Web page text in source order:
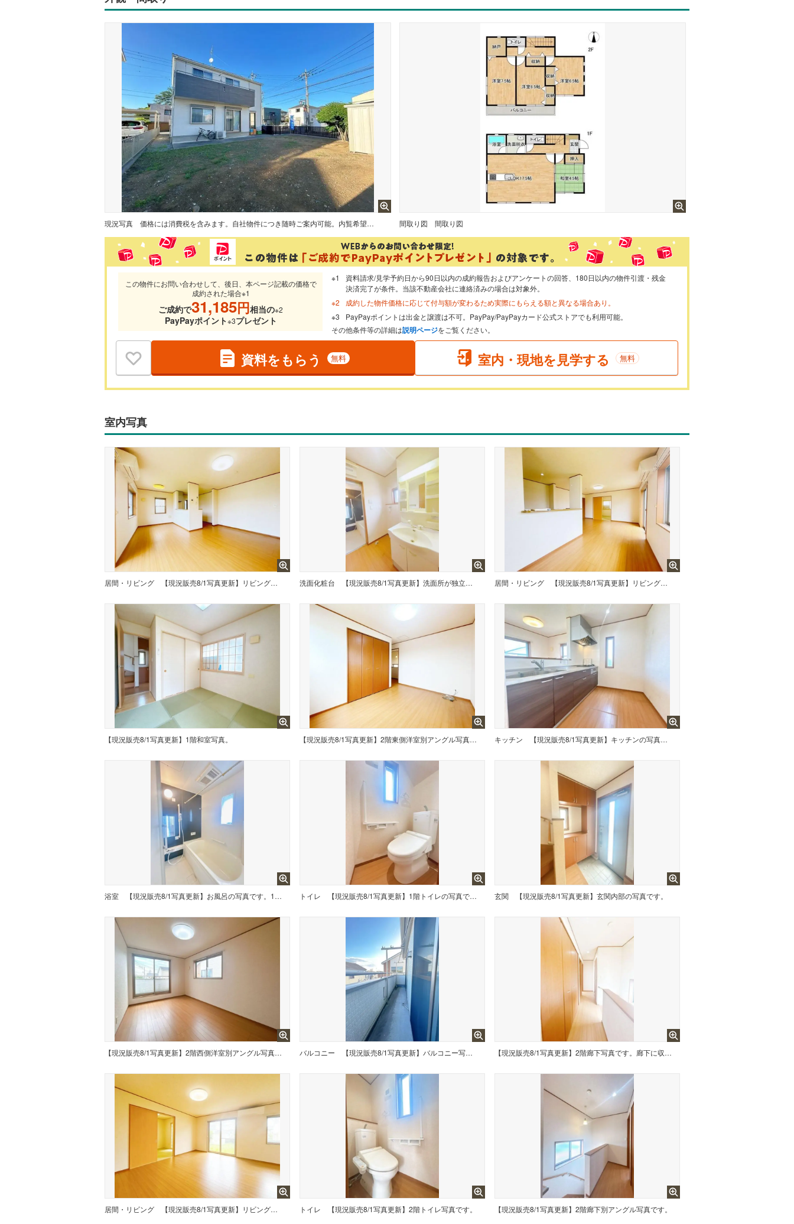
現況写真 価格には消費税を含みます。自社物件につき随時ご案内可能。内覧希望の方はお電話ください。 間取り図 間取り図
この物件にお問い合わせして、後日、本ページ記載の価格で
成約された場合※1
ご成約で31,185円相当の※2
PayPayポイント※3プレゼント
資料請求/見学予約日から90日以内の成約報告およびアンケートの回答、180日以内の物件引渡・残金
決済完了が条件。当該不動産会社に連絡済みの場合は対象外。
成約した物件価格に応じて付与額が変わるため実際にもらえる額と異なる場合あり。
PayPayポイントは出金と譲渡は不可。PayPay/PayPayカード公式ストアでも利用可能。
その他条件等の詳細は説明ページをご覧ください。
資料をもらう 無料 室内・現地を見学する 無料
室内写真
居間・リビング 【現況販売8/1写真更新】リビングの写真です。約17.5帖のLDKで対面キッチンのおうちです。部屋の動線や家具の配置に困らなくていいですね。残置物は撤去致します。 洗面化粧台 【現況販売8/1写真更新】洗面所が独立なので、ご家族で利用する朝晩の時間帯にとても便利です。 居間・リビング 【現況販売8/1写真更新】リビング別アングル写真です。和室と隣接しています。
【現況販売8/1写真更新】1階和室写真。 【現況販売8/1写真更新】2階東側洋室別アングル写真です。 キッチン 【現況販売8/1写真更新】キッチンの写真です。対面キッチン付き。ダイニングにいる家族と会話を楽しみながら調理や後片付けができます。残置物は撤去致します。
浴室 【現況販売8/1写真更新】お風呂の写真です。1坪の大きめのお風呂場でゆったりと寛げます。 トイレ 【現況販売8/1写真更新】1階トイレの写真です。 玄関 【現況販売8/1写真更新】玄関内部の写真です。
【現況販売8/1写真更新】2階西側洋室別アングル写真です。 バルコニー 【現況販売8/1写真更新】バルコニー写真です。日当たりがいいのでお洗濯ものも一気に渇きます。 【現況販売8/1写真更新】2階廊下写真です。廊下に収納スペースもございます。
居間・リビング 【現況販売8/1写真更新】リビング別アングル写真です。 トイレ 【現況販売8/1写真更新】2階トイレ写真です。 【現況販売8/1写真更新】2階廊下別アングル写真です。